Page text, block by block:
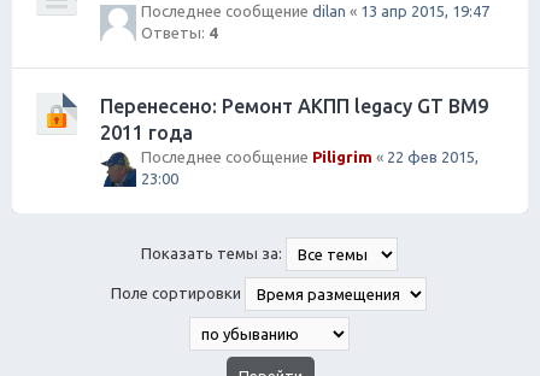
Последнее сообщение dilan « 13 апр 2015, 19:47
Ответы: 4
Перенесено: Ремонт АКПП legacy GT BM9
2011 года
Последнее сообщение Piligrim « 22 фев 2015,
23:00
Показать темы за:
Поле сортировки